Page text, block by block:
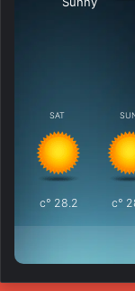
SAT
28.2
°c °c